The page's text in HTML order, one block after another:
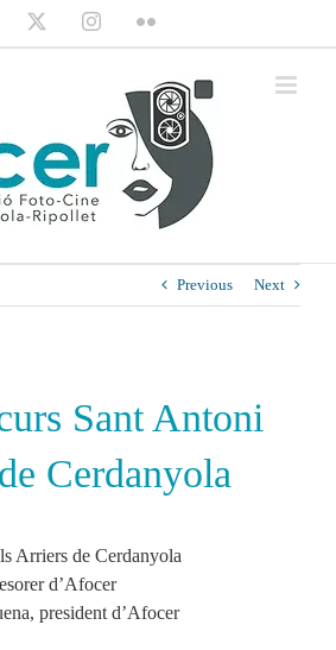
Facebook InstagramFlickr
Previous Next
Sant Antoni
Cerdanyola
Arriers de Cerdanyola
d’Afocer
president d’Afocer